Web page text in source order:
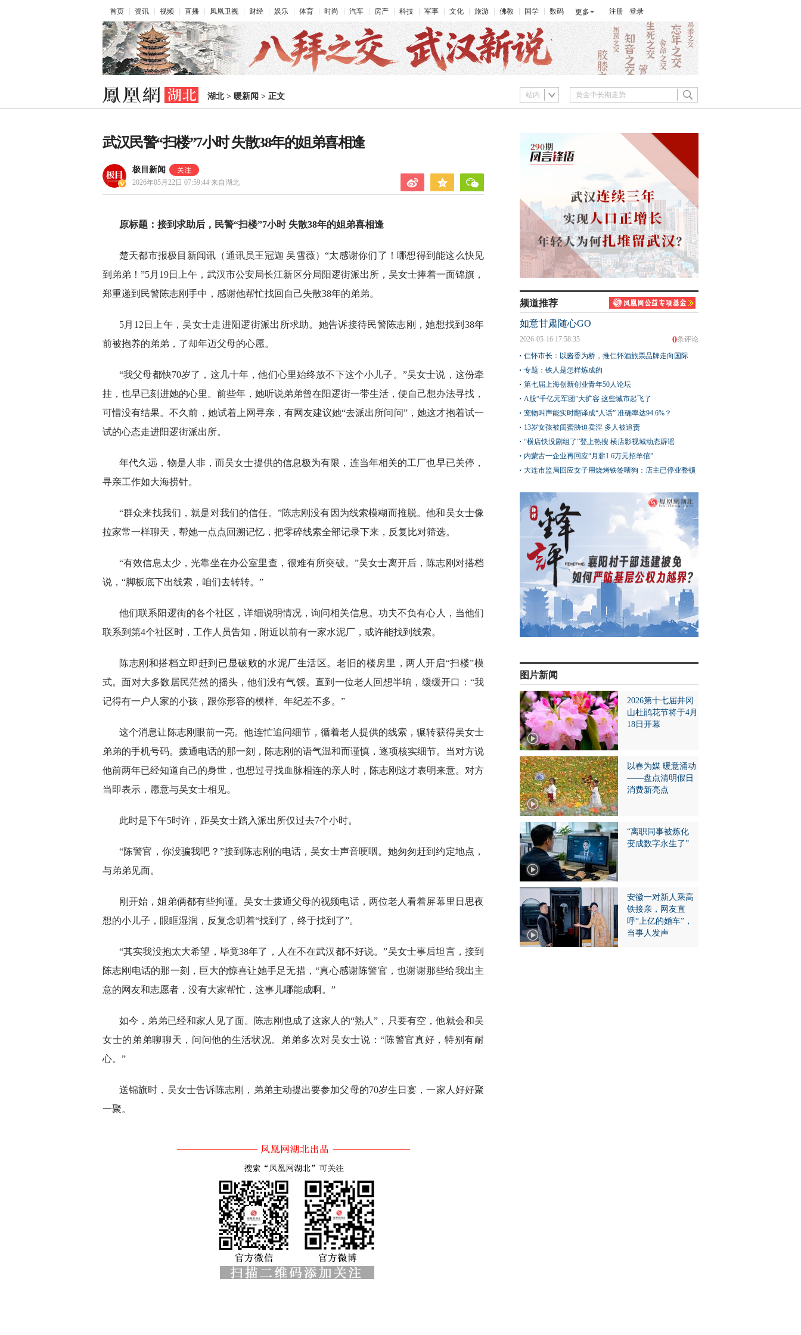
首页 资讯 视频 直播 凤凰卫视 财经 娱乐 体育 时尚 汽车 房产 科技 军事 文化 旅游 佛教 国学 数码 更多 注册 登录
湖北> 暖新闻 > 正文 站内
武汉民警“扫楼”7小时 失散38年的姐弟喜相逢
极目新闻
2026年05月22日 07:59:44 来自湖北
原标题：接到求助后，民警“扫楼”7小时 失散38年的姐弟喜相逢
楚天都市报极目新闻讯（通讯员王冠迦 吴雪薇）“太感谢你们了！哪想得到能这么快见
到弟弟！”5月19日上午，武汉市公安局长江新区分局阳逻街派出所，吴女士捧着一面锦旗，
郑重递到民警陈志刚手中，感谢他帮忙找回自己失散38年的弟弟。
5月12日上午，吴女士走进阳逻街派出所求助。她告诉接待民警陈志刚，她想找到38年
前被抱养的弟弟，了却年迈父母的心愿。
“我父母都快70岁了，这几十年，他们心里始终放不下这个小儿子。”吴女士说，这份牵
挂，也早已刻进她的心里。前些年，她听说弟弟曾在阳逻街一带生活，便自己想办法寻找，
可惜没有结果。不久前，她试着上网寻亲，有网友建议她“去派出所问问”，她这才抱着试一
试的心态走进阳逻街派出所。
年代久远，物是人非，而吴女士提供的信息极为有限，连当年相关的工厂也早已关停，
寻亲工作如大海捞针。
“群众来找我们，就是对我们的信任。”陈志刚没有因为线索模糊而推脱。他和吴女士像
拉家常一样聊天，帮她一点点回溯记忆，把零碎线索全部记录下来，反复比对筛选。
“有效信息太少，光靠坐在办公室里查，很难有所突破。”吴女士离开后，陈志刚对搭档
说，“脚板底下出线索，咱们去转转。”
他们联系阳逻街的各个社区，详细说明情况，询问相关信息。功夫不负有心人，当他们
联系到第4个社区时，工作人员告知，附近以前有一家水泥厂，或许能找到线索。
陈志刚和搭档立即赶到已显破败的水泥厂生活区。老旧的楼房里，两人开启“扫楼”模
式。面对大多数居民茫然的摇头，他们没有气馁。直到一位老人回想半晌，缓缓开口：“我
记得有一户人家的小孩，跟你形容的模样、年纪差不多。”
这个消息让陈志刚眼前一亮。他连忙追问细节，循着老人提供的线索，辗转获得吴女士
弟弟的手机号码。拨通电话的那一刻，陈志刚的语气温和而谨慎，逐项核实细节。当对方说
他前两年已经知道自己的身世，也想过寻找血脉相连的亲人时，陈志刚这才表明来意。对方
当即表示，愿意与吴女士相见。
此时是下午5时许，距吴女士踏入派出所仅过去7个小时。
“陈警官，你没骗我吧？”接到陈志刚的电话，吴女士声音哽咽。她匆匆赶到约定地点，
与弟弟见面。
刚开始，姐弟俩都有些拘谨。吴女士拨通父母的视频电话，两位老人看着屏幕里日思夜
想的小儿子，眼眶湿润，反复念叨着“找到了，终于找到了”。
“其实我没抱太大希望，毕竟38年了，人在不在武汉都不好说。”吴女士事后坦言，接到
陈志刚电话的那一刻，巨大的惊喜让她手足无措，“真心感谢陈警官，也谢谢那些给我出主
意的网友和志愿者，没有大家帮忙，这事儿哪能成啊。”
如今，弟弟已经和家人见了面。陈志刚也成了这家人的“熟人”，只要有空，他就会和吴
女士的弟弟聊聊天，问问他的生活状况。弟弟多次对吴女士说：“陈警官真好，特别有耐
心。”
送锦旗时，吴女士告诉陈志刚，弟弟主动提出要参加父母的70岁生日宴，一家人好好聚
一聚。
频道推荐
如意甘肃随心GO
0条评论
2026-05-16 17:58:35
仁怀市长：以酱香为桥，推仁怀酒旅票品牌走向国际
专题：铁人是怎样炼成的
第七届上海创新创业青年50人论坛
A股“千亿元军团”大扩容 这些城市起飞了
宠物叫声能实时翻译成“人话” 准确率达94.6%？
13岁女孩被闺蜜胁迫卖淫 多人被追责
“横店快没剧组了”登上热搜 横店影视城动态辟谣
内蒙古一企业再回应“月薪1.6万元招羊倌”
大连市监局回应女子用烧烤铁签喂狗：店主已停业整顿
图片新闻
2026第十七届井冈
山杜鹃花节将于4月
18日开幕
以春为媒 暖意涌动
——盘点清明假日
消费新亮点
“离职同事被炼化
变成数字永生了”
安徽一对新人乘高
铁接亲，网友直
呼“上亿的婚车”，
当事人发声